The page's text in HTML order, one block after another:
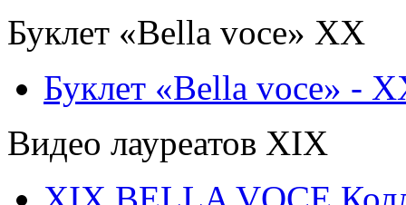
Буклет «Bella voce» ХХ
Буклет «Bella voce» -
Видео лауреатов XIX